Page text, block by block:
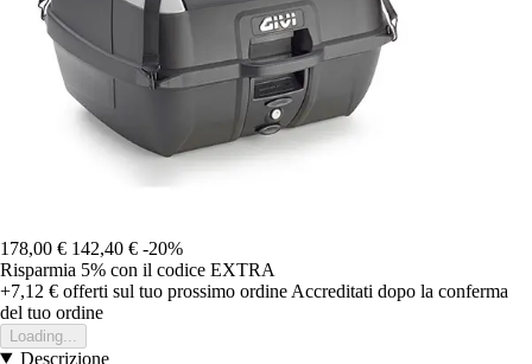
178,00 € 142,40 € -20%
Risparmia 5% con il codice EXTRA
+7,12 € offerti sul tuo prossimo ordine Accreditati dopo la conferma
del tuo ordine
Loading...
Descrizione